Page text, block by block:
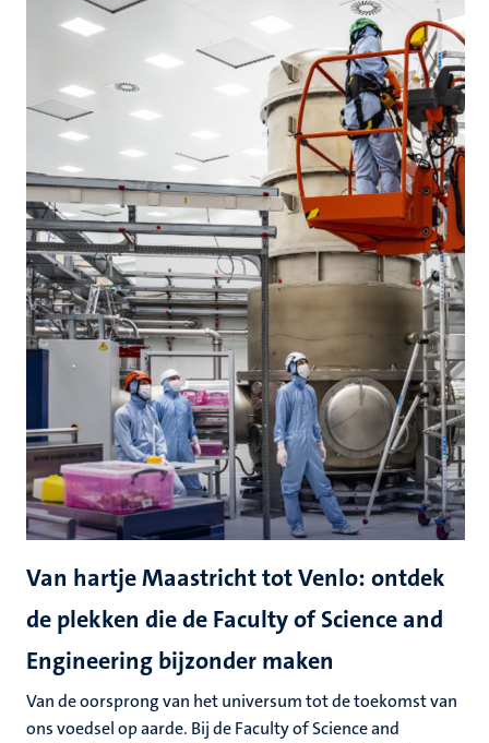
Van hartje Maastricht tot Venlo: ontdek
de plekken die de Faculty of Science and
Engineering bijzonder maken
Van de oorsprong van het universum tot de toekomst van
ons voedsel op aarde. Bij de Faculty of Science and